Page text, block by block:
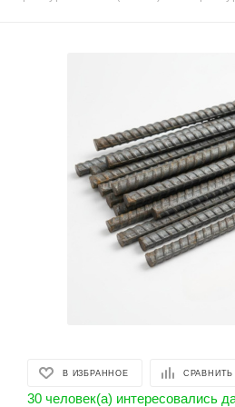
В ИЗБРАННОЕ СРАВНИТЬ
30 человек(а) интересовались